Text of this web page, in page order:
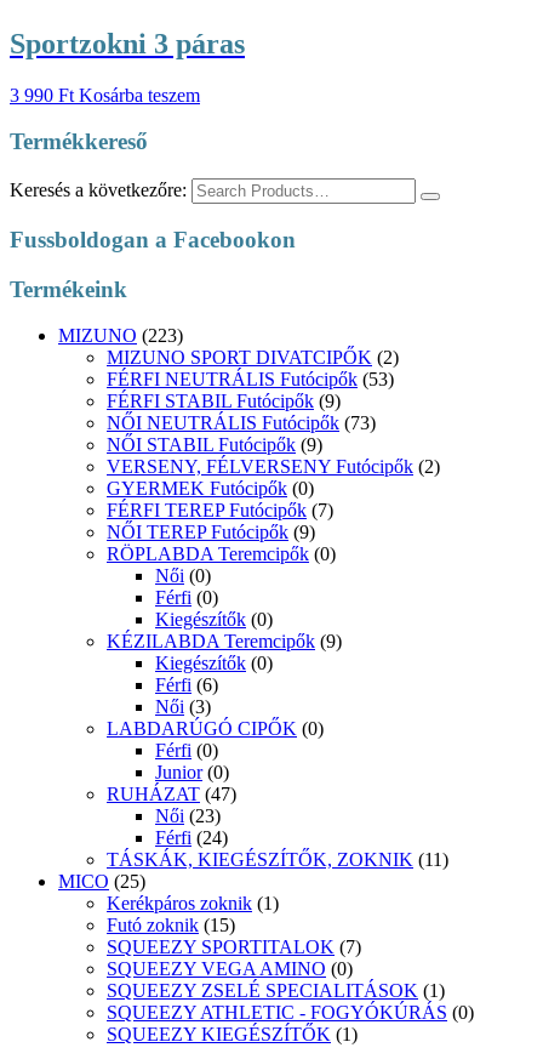
Sportzokni 3 páras
3 990 Ft Kosárba teszem
Termékkereső
Keresés a következőre:
Fussboldogan a Facebookon
Termékeink
MIZUNO (223)
MIZUNO SPORT DIVATCIPŐK (2)
FÉRFI NEUTRÁLIS Futócipők (53)
FÉRFI STABIL Futócipők (9)
NŐI NEUTRÁLIS Futócipők (73)
NŐI STABIL Futócipők (9)
VERSENY, FÉLVERSENY Futócipők (2)
GYERMEK Futócipők (0)
FÉRFI TEREP Futócipők (7)
NŐI TEREP Futócipők (9)
RÖPLABDA Teremcipők (0)
Női (0)
Férfi (0)
Kiegészítők (0)
KÉZILABDA Teremcipők (9)
Kiegészítők (0)
Férfi (6)
Női (3)
LABDARÚGÓ CIPŐK (0)
Férfi (0)
Junior (0)
RUHÁZAT (47)
Női (23)
Férfi (24)
TÁSKÁK, KIEGÉSZÍTŐK, ZOKNIK (11)
MICO (25)
Kerékpáros zoknik (1)
Futó zoknik (15)
SQUEEZY SPORTITALOK (7)
SQUEEZY VEGA AMINO (0)
SQUEEZY ZSELÉ SPECIALITÁSOK (1)
SQUEEZY ATHLETIC - FOGYÓKÚRÁS (0)
SQUEEZY KIEGÉSZÍTŐK (1)